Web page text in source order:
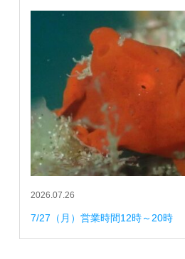
2026.07.26
7/27（月）営業時間12時～20時